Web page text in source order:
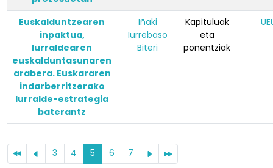
Euskalduntzearen
inpaktua,
lurraldearen
euskalduntasunaren
arabera. Euskararen
indarberritzerako
lurralde-estrategia
baterantz
Iñaki
Iurrebaso
Biteri
Kapituluak
eta
ponentziak
3 4 5 6 7